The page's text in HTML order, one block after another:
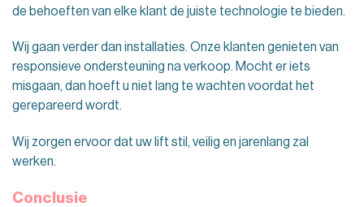
de behoeften van elke klant de juiste technologie te bieden.
Wij gaan verder dan installaties. Onze klanten genieten van
responsieve ondersteuning na verkoop. Mocht er iets
misgaan, dan hoeft u niet lang te wachten voordat het
gerepareerd wordt.
Wij zorgen ervoor dat uw lift stil, veilig en jarenlang zal
werken.
Conclusie